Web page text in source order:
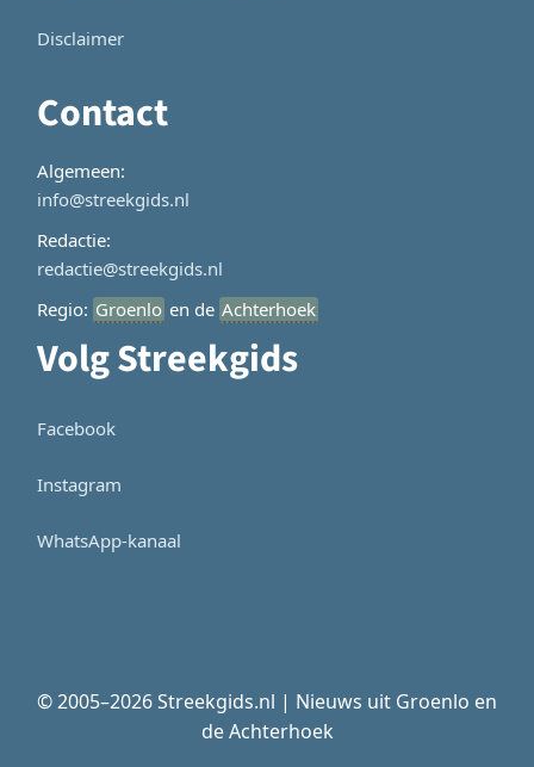
Disclaimer
Contact
Algemeen:
info@streekgids.nl
Redactie:
redactie@streekgids.nl
Regio: Groenlo en de Achterhoek
Volg Streekgids
Facebook
Instagram
WhatsApp-kanaal
© 2005–2026 Streekgids.nl | Nieuws uit Groenlo en
de Achterhoek